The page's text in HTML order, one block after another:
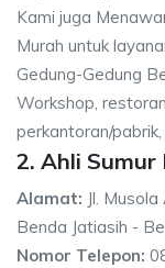
Kami juga
Murah untuk
Gedung-Gedung
Workshop,
perkantoran/
2. Ahli
Alamat: Jl.
Benda Jatiasih -
Nomor Telepon: